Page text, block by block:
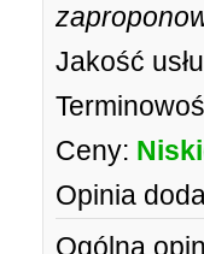
Jakość
Ceny:
Opinia
Ogólna